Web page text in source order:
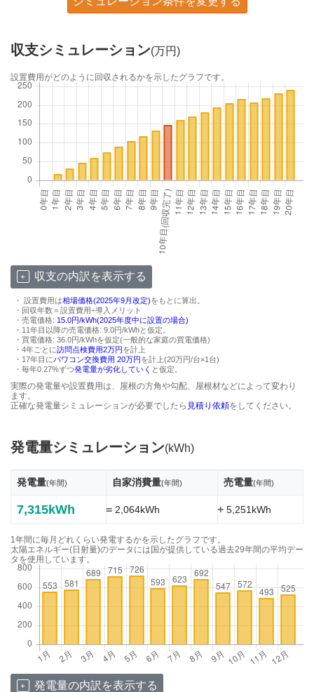
収支シミュレーション(万円)
設置費用がどのように回収されるかを示したグラフです。
収支の内訳を表示する
・ 設置費用は相場価格(2025年9月改定)をもとに算出。
・回収年数＝設置費用÷導入メリット
・売電価格: 15.0円/kWh(2025年度中に設置の場合)
・11年目以降の売電価格: 9.0円/kWhと仮定。
・買電価格: 36.0円/kWhを仮定(一般的な家庭の買電価格)
・4年ごとに訪問点検費用2万円を計上
・17年目にパワコン交換費用 20万円を計上(20万円/台×1台)
・毎年0.27%ずつ発電量が劣化していく と仮定。
実際の発電量や設置費用は、屋根の方角や勾配、屋根材などによって変わり
ます。
正確な発電量シミュレーションが必要でしたら 見積り依頼をしてください。
発電量シミュレーション(kWh)
発電量(年間) 自家消費量(年間) 売電量(年間)
7,315kWh =2,064kWh +5,251kWh
1年間に毎月どれくらい発電するかを示したグラフです。
太陽エネルギー(日射量)のデータには国が提供している過去29年間の平均デー
タを使用しています。
発電量の内訳を表示する